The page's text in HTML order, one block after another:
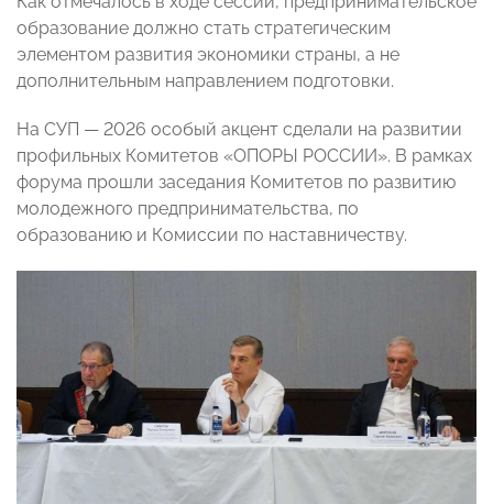
образование должно стать стратегическим
элементом развития экономики страны, а не
дополнительным направлением подготовки.
На СУП — 2026 особый акцент сделали на развитии
профильных Комитетов «ОПОРЫ РОССИИ». В рамках
форума прошли заседания Комитетов по развитию
молодежного предпринимательства, по
образованию и Комиссии по наставничеству.